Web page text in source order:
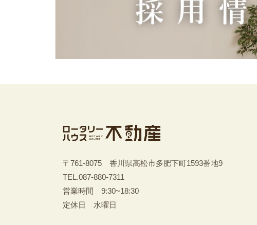
〒761-8075 香川県高松市多肥下町1593番地9
TEL.087-880-7311
営業時間 9:30~18:30
定休日 水曜日